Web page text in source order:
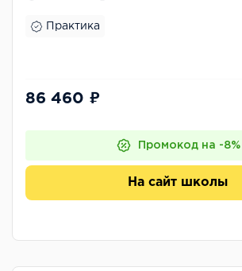
Практика
86 460 ₽
Промокод на -8%
На сайт школы